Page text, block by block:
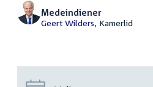
Medeindiener
Geert Wilders, Kamerlid